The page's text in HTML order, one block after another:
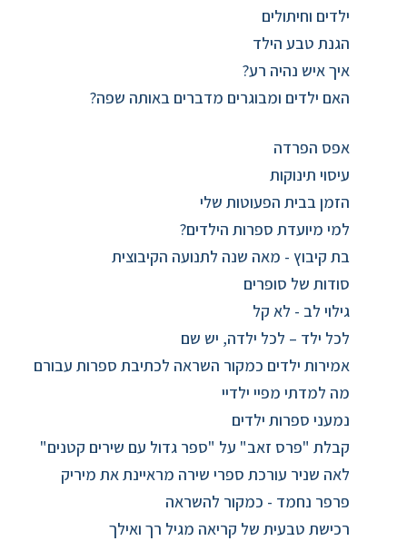
ילדים וחיתולים
הגנת טבע הילד
איך איש נהיה רע?
האם ילדים ומבוגרים מדברים באותה שפה?
אפס הפרדה
עיסוי תינוקות
הזמן בבית הפעוטות שלי
למי מיועדת ספרות הילדים?
בת קיבוץ - מאה שנה לתנועה הקיבוצית
סודות של סופרים
גילוי לב - לא קל
לכל ילד – לכל ילדה, יש שם
אמירות ילדים כמקור השראה לכתיבת ספרות עבורם
מה למדתי מפיי ילדיי
נמעני ספרות ילדים
קבלת "פרס זאב" על "ספר גדול עם שירים קטנים"
לאה שניר עורכת ספרי שירה מראיינת את מיריק
פרפר נחמד - כמקור להשראה
רכישת טבעית של קריאה מגיל רך ואילך